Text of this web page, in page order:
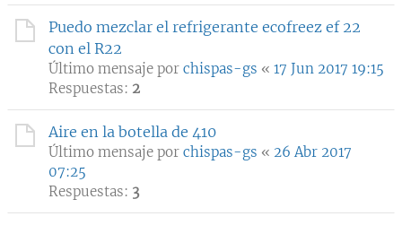
Puedo mezclar el refrigerante ecofreez ef 22
con el R22
Último mensaje por chispas-gs « 17 Jun 2017 19:15
Respuestas: 2
Aire en la botella de 410
Último mensaje por chispas-gs « 26 Abr 2017
07:25
Respuestas: 3